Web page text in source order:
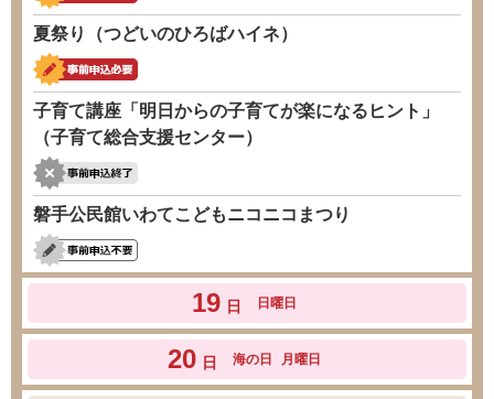
夏祭り（つどいのひろばハイネ）
子育て講座「明日からの子育てが楽になるヒント」
（子育て総合支援センター）
磐手公民館いわてこどもニコニコまつり
19 日 日曜日
20 日 海の日 月曜日